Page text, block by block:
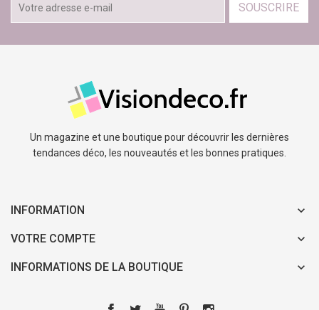
SOUSCRIRE
Un magazine et une boutique pour découvrir les dernières
tendances déco, les nouveautés et les bonnes pratiques.
INFORMATION
VOTRE COMPTE
INFORMATIONS DE LA BOUTIQUE